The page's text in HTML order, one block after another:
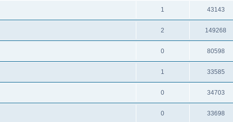
1 43143
2 149268
0 80598
1 33585
0 34703
0 33698